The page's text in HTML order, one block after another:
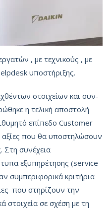
, με τεχνικούς , με
υποστήριξης.
στοιχείων και συν-
η τελική αποστολή
επίπεδο Customer
αξίες που θα υποστηλώσουν
Στη συνέχεια
εξυπηρέτησης (service
συμπεριφορικά κριτήρια
που στηρίζουν την
στοιχεία σε σχέση με τη